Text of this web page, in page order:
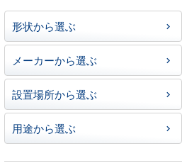
形状から選ぶ
メーカーから選ぶ
設置場所から選ぶ
用途から選ぶ